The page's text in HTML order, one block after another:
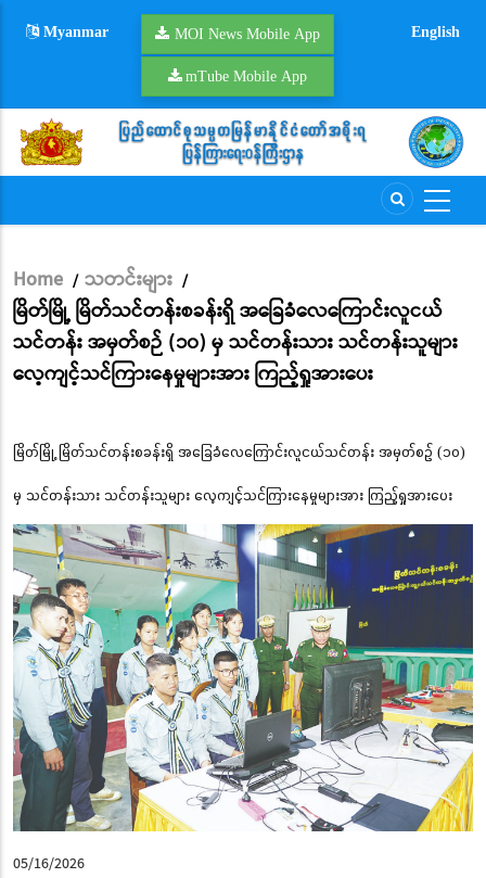
Myanmar MOI News Mobile App
mTube Mobile App
English
Breadcrumb
Home / သတင်းများ /
မြိတ်မြို့ မြိတ်သင်တန်းစခန်းရှိ အခြေခံလေကြောင်းလူငယ်
သင်တန်း အမှတ်စဉ် (၁၀) မှ သင်တန်းသား သင်တန်းသူများ
လေ့ကျင့်သင်ကြားနေမှုများအား ကြည့်ရှုအားပေး
မြိတ်မြို့ မြိတ်သင်တန်းစခန်းရှိ အခြေခံလေကြောင်းလူငယ်သင်တန်း အမှတ်စဉ် (၁၀)
မှ သင်တန်းသား သင်တန်းသူများ လေ့ကျင့်သင်ကြားနေမှုများအား ကြည့်ရှုအားပေး
05/16/2026